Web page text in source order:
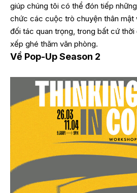
giúp chúng tôi có thể đón tiếp
chức các cuộc trò chuyện thân mật
đối tác quan trọng, trong bất cứ
xếp ghé thăm văn phòng.
Về Pop-Up Season 2